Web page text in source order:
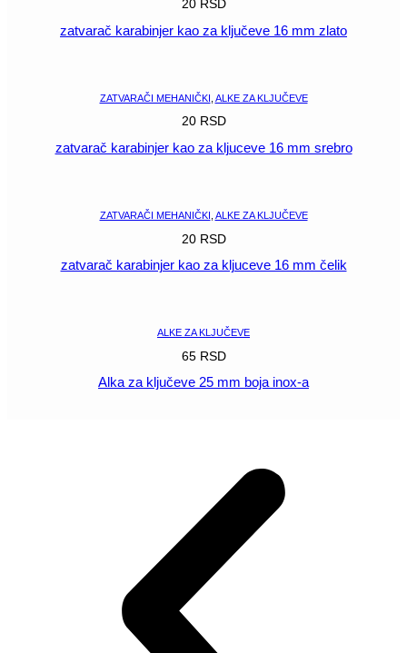
20 RSD
zatvarač karabinjer kao za ključeve 16 mm zlato
ZATVARAČI MEHANIČKI ALKE ZA KLJUČEVE
20 RSD
zatvarač karabinjer kao za kljuceve 16 mm srebro
ZATVARAČI MEHANIČKI ALKE ZA KLJUČEVE
20 RSD
zatvarač karabinjer kao za kljuceve 16 mm čelik
ALKE ZA KLJUČEVE
65 RSD
Alka za ključeve 25 mm boja inox-a